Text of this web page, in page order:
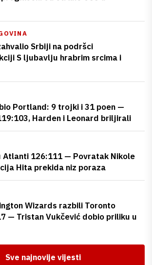
Srbiji na podršci
S ljubavlju hrabrim srcima i
Portland: 9 trojki i 31 poen —
Harden i Leonard briljirali
Atlanti 126:111 — Povratak Nikole
Hita prekida niz poraza
Wizards razbili Toronto
— Tristan Vukčević dobio priliku u
Sve najnovije vijesti